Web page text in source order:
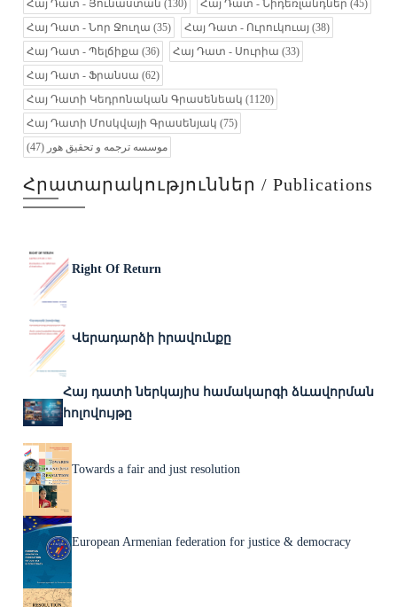
Հայ Դատ - Յունաստան (130) Հայ Դատ - Նիդեռլանդներ (45)
Հայ Դատ - Նոր Ջուղա (35) Հայ Դատ - Ուրուկուայ (38)
Հայ Դատ - Պելճիքա (36) Հայ Դատ - Սուրիա (33)
Հայ Դատ - Ֆրանսա (62)
Հայ Դատի Կեդրոնական Գրասենեակ (1120)
Հայ Դատի Մոսկվայի Գրասենյակ (75)
موسسه ترجمه و تحقیق هور (47)
Հրատարակություններ / Publications
Right Of Return
Վերադարձի իրավունքը
Հայ դատի ներկայիս համակարգի ձևավորման
հոլովույթը
Towards a fair and just resolution
European Armenian federation for justice & democracy